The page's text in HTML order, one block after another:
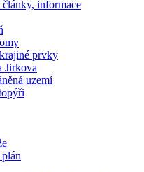
informace
prvky
Jirkova
uzemí